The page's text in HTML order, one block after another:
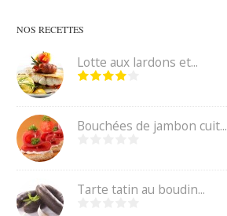
NOS RECETTES
Lotte aux lardons et...
Bouchées de jambon cuit...
Tarte tatin au boudin...